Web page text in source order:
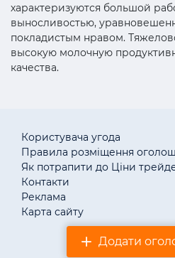
характеризуются большой
выносливостью,
покладистым нравом.
высокую молочную
качества.
Додати
Користувача угода
Правила розміщення
Як потрапити до Ціни
Контакти
Реклама
Карта сайту
©